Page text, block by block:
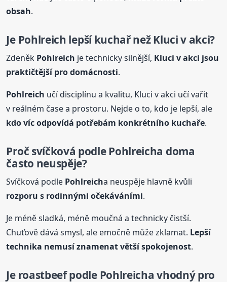
obsah.
Je Pohlreich lepší kuchař než Kluci v akci?
Zdeněk Pohlreich je technicky silnější, Kluci v akci jsou
praktičtější pro domácnosti.
Pohlreich učí disciplínu a kvalitu, Kluci v akci učí vařit
v reálném čase a prostoru. Nejde o to, kdo je lepší, ale
kdo víc odpovídá potřebám konkrétního kuchaře.
Proč svíčková podlePohlreicha doma
často neuspěje?
Svíčková podle Pohlreicha neuspěje hlavně kvůli
rozporu s rodinnými očekáváními.
Je méně sladká, méně moučná a technicky čistší.
Chuťově dává smysl, ale emočně může zklamat. Lepší
technika nemusí znamenat větší spokojenost.
Je roastbeef podle Pohlreicha vhodný pro